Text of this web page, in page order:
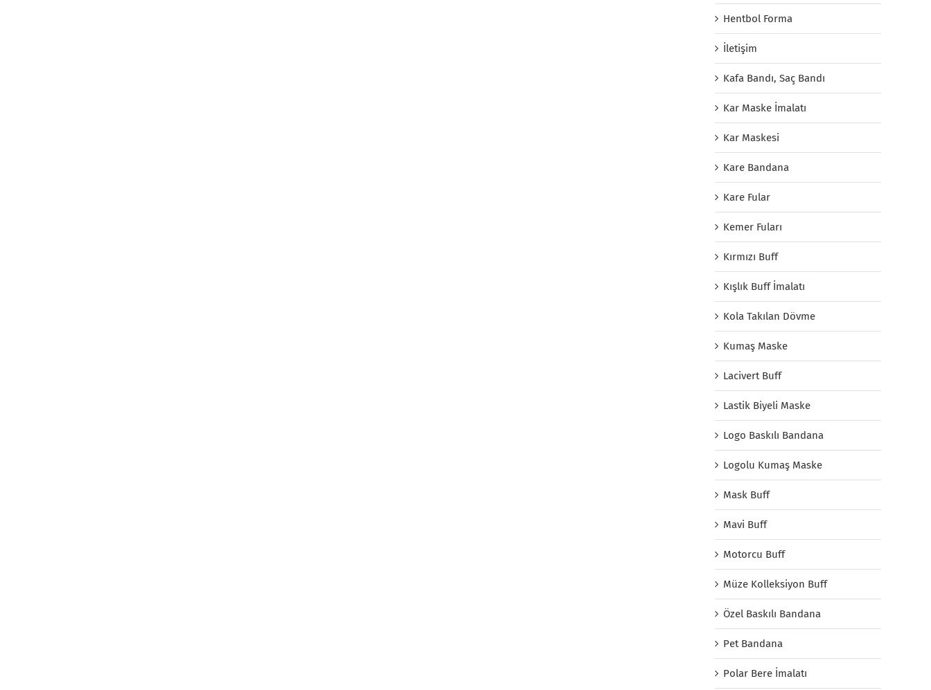
Hentbol Forma
İletişim
Kafa Bandı, Saç Bandı
Kar Maske İmalatı
Kar Maskesi
Kare Bandana
Kare Fular
Kemer Fuları
Kırmızı Buff
Kışlık Buff İmalatı
Kola Takılan Dövme
Kumaş Maske
Lacivert Buff
Lastik Biyeli Maske
Logo Baskılı Bandana
Logolu Kumaş Maske
Mask Buff
Mavi Buff
Motorcu Buff
Müze Kolleksiyon Buff
Özel Baskılı Bandana
Pet Bandana
Polar Bere İmalatı